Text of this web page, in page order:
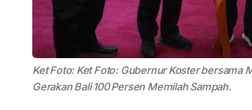
Ket Foto: Ket Foto: Gubernur Koster bersama
Gerakan Bali 100 Persen Memilah Sampah.